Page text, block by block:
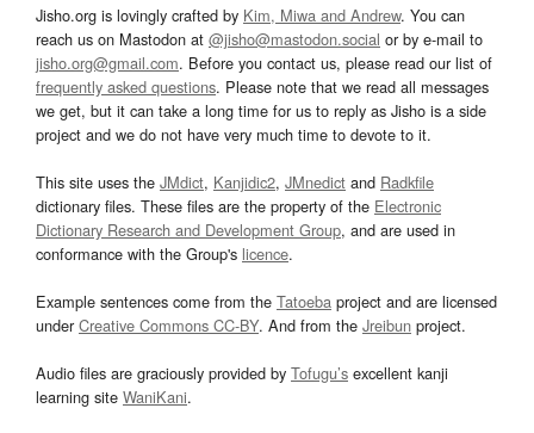
Jisho.org is lovingly crafted by Kim, Miwa and Andrew. You can
reach us on Mastodon at @jisho@mastodon.social or by e-mail to
jisho.org@gmail.com. Before you contact us, please read our list of
frequently asked questions. Please note that we read all messages
we get, but it can take a long time for us to reply as Jisho is a side
project and we do not have very much time to devote to it.
This site uses the JMdict, Kanjidic2, JMnedict and Radkfile
dictionary files. These files are the property of the Electronic
Dictionary Research and Development Group, and are used in
conformance with the Group's licence.
Example sentences come from the Tatoeba project and are licensed
underCreative Commons CC-BY. And from the Jreibun project.
Audio files are graciously provided by Tofugu’s excellent kanji
learning site WaniKani.